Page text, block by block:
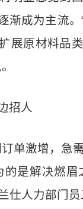
渐成为主流。
展原材料品
招人
单激增，急
的是解决燃
仕人力部门员